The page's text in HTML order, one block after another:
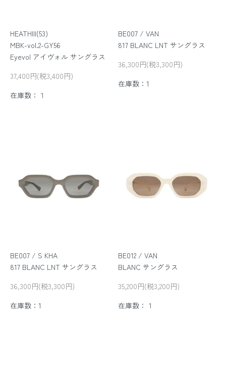
HEATHIII(53)
MBK-vol.2-GY56
Eyevol アイヴォル サングラス
37,400円(税3,400円)
在庫数：１
BE007 / VAN
817 BLANC LNT サングラス
36,300円(税3,300円)
在庫数：1
BE007 / S KHA
817 BLANC LNT サングラス
36,300円(税3,300円)
在庫数：1
BE012 / VAN
BLANC サングラス
35,200円(税3,200円)
在庫数：１